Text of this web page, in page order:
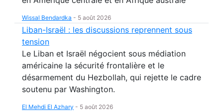
Wissal Bendardka - 5 août 2026
Liban-Israël : les discussions reprennent sous
tension
Le Liban et Israël négocient sous médiation
américaine la sécurité frontalière et le
désarmement du Hezbollah, qui rejette le cadre
soutenu par Washington.
El Mehdi El Azhary - 5 août 2026